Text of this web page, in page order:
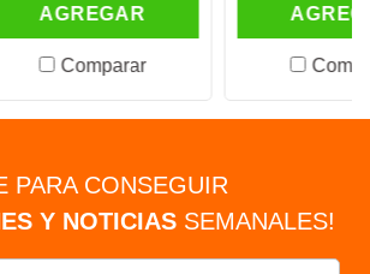
AGREGAR
Comparar
PARA CONSEGUIR
Y NOTICIAS SEMANALES!